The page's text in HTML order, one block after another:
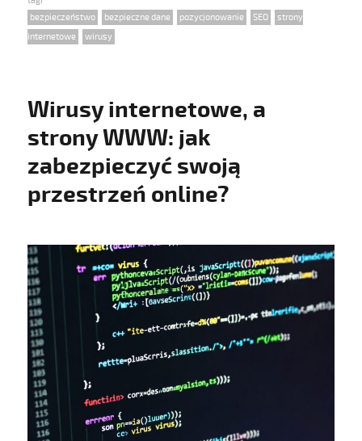
Tags
bezpieczeństwo bezpieczne dane pozycjonowanie SEO
strony
internetowe
wirusy
Wirusy internetowe, a
strony WWW: jak
zabezpieczyć swoją
przestrzeń online?